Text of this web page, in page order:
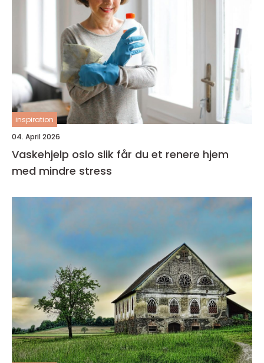
inspiration
04. April 2026
Vaskehjelp oslo slik får du et renere hjem
med mindre stress